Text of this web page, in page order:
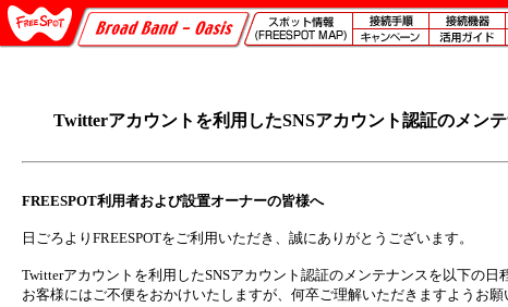
Twitterアカウントを利用したSNSアカウント認証のメン
FREESPOT利用者および設置オーナーの皆様へ
日ごろよりFREESPOTをご利用いただき、誠にありがとうございます。
Twitterアカウントを利用したSNSアカウント認証のメンテナンスを以下の日
お客様にはご不便をおかけいたしますが、何卒ご理解いただきますようお願